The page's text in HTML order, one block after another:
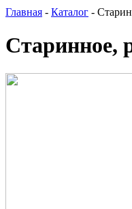
Главная - Каталог -
Старинное,